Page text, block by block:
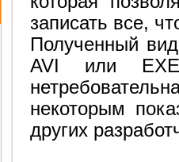
записать все,
Полученный
AVI или
некоторым
других